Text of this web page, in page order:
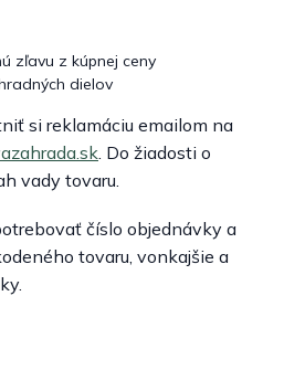
zľavu z kúpnej ceny
dielov
si reklamáciu emailom na
. Do žiadosti o
vady tovaru.
číslo objednávky a
tovaru, vonkajšie a